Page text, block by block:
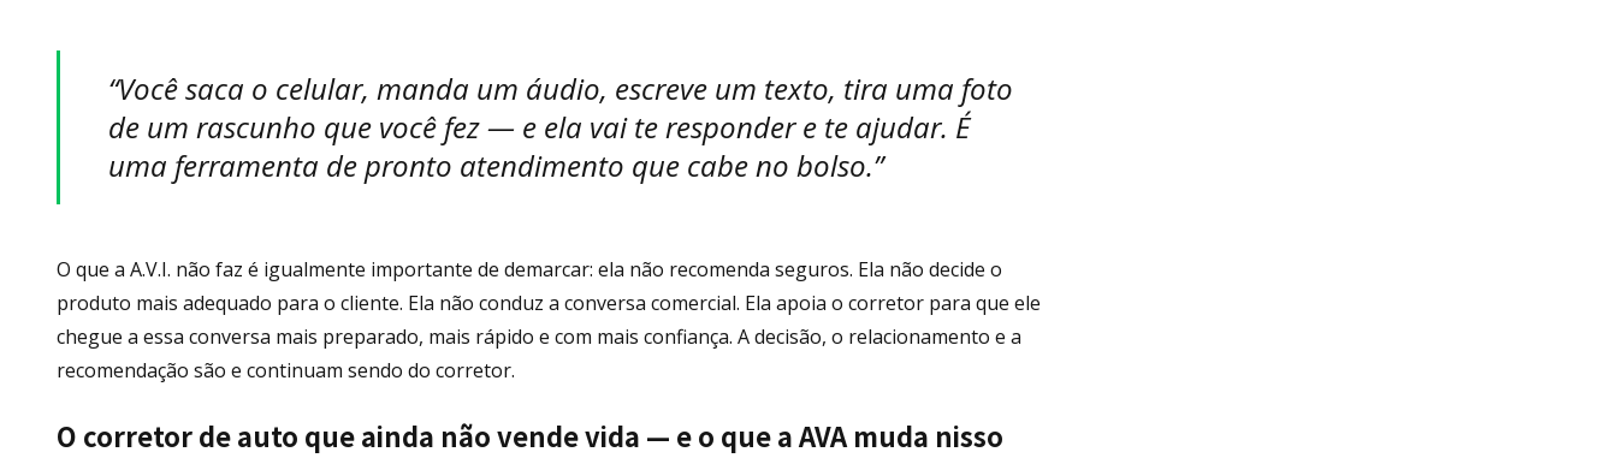
“Você saca o celular, manda um áudio, escreve um texto, tira uma foto
de um rascunho que você fez — e ela vai te responder e te ajudar. É
uma ferramenta de pronto atendimento que cabe no bolso.”
O que a A.V.I. não faz é igualmente importante de demarcar: ela não recomenda seguros. Ela não decide o
produto mais adequado para o cliente. Ela não conduz a conversa comercial. Ela apoia o corretor para que ele
chegue a essa conversa mais preparado, mais rápido e com mais confiança. A decisão, o relacionamento e a
recomendação são e continuam sendo do corretor.
O corretor de auto que ainda não vende vida — e o que a AVA muda nisso